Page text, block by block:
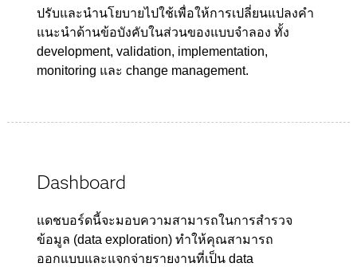
ปรับและนำนโยบายไปใช้เพื่อให้การเปลี่ยนแปลงคำ
แนะนำด้านข้อบังคับในส่วนของแบบจำลอง ทั้ง
development, validation, implementation,
monitoring และ change management.
Dashboard
แดชบอร์ดนี้จะมอบความสามารถในการสำรวจ
ข้อมูล (data exploration) ทำให้คุณสามารถ
ออกแบบและแจกจ่ายรายงานที่เป็น data